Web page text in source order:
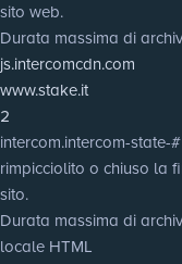
sito web.
Durata massima di
js.intercomcdn.com
www.stake.it
2
intercom.intercom-state-
rimpicciolito o chiuso la
sito.
Durata massima di
locale HTML